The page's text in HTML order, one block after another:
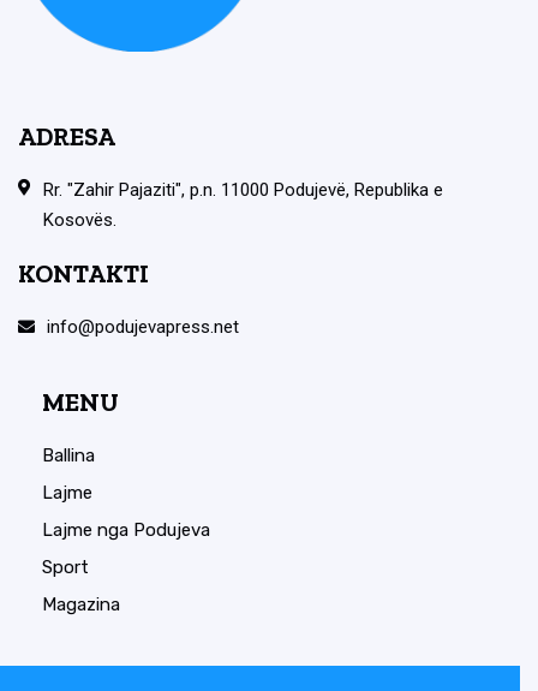
ADRESA
Rr. "Zahir Pajaziti", p.n. 11000 Podujevë, Republika e
Kosovës.
KONTAKTI
info@podujevapress.net
MENU
Ballina
Lajme
Lajme nga Podujeva
Sport
Magazina